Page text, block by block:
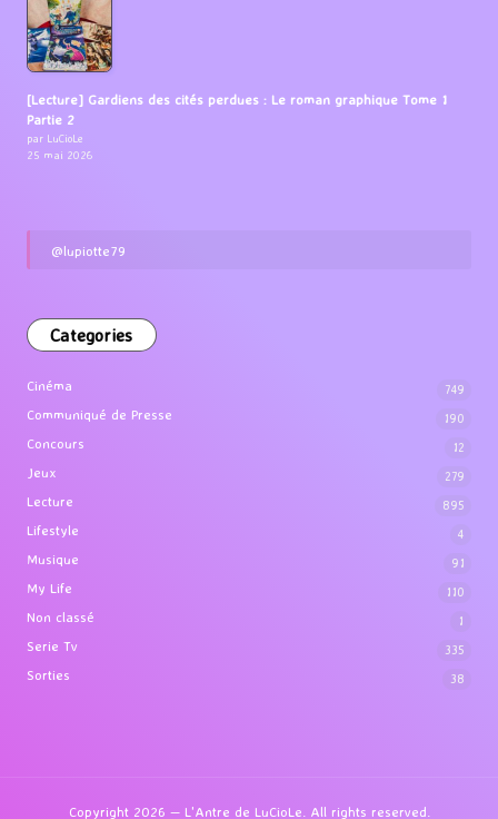
[Lecture] Gardiens des cités perdues : Le roman graphique Tome 1
Partie 2
par LuCioLe
25 mai 2026
@lupiotte79
Categories
Cinéma 749
Communiqué de Presse 190
Concours 12
Jeux 279
Lecture 895
Lifestyle 4
Musique 91
My Life 110
Non classé 1
Serie Tv 335
Sorties 38
Copyright 2026 — L'Antre de LuCioLe. All rights reserved.